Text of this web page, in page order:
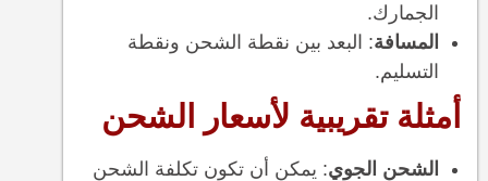
الجمارك.
المسافة: البعد بين نقطة الشحن ونقطة
التسليم.
أمثلة تقريبية لأسعار الشحن
الشحن الجوي: يمكن أن تكون تكلفة الشحن